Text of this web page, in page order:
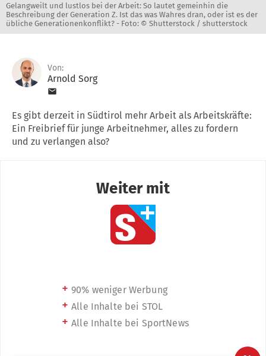
Gelangweilt und lustlos bei der Arbeit: So lautet gemeinhin die
Beschreibung der Generation Z. Ist das was Wahres dran, oder ist es der
übliche Generationenkonflikt? - Foto: © Shutterstock / shutterstock
Von:
Arnold Sorg
Es gibt derzeit in Südtirol mehr Arbeit als Arbeitskräfte:
Ein Freibrief für junge Arbeitnehmer, alles zu fordern
und zu verlangen also?